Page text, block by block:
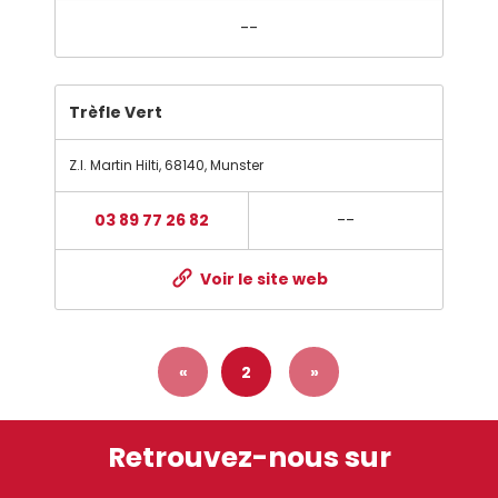
--
Trèfle Vert
Z.I. Martin Hilti,68140,Munster
03 89 77 26 82 --
Voir le site web
« 2 »
Retrouvez-nous sur